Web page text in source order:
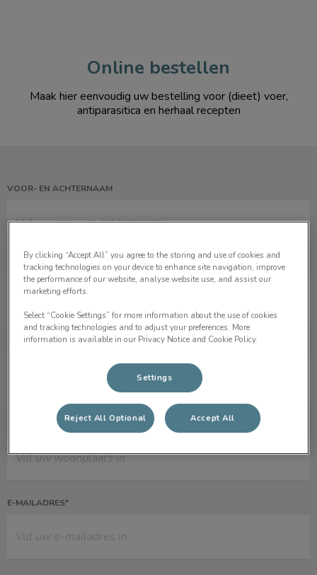
Online bestellen
Maak hier eenvoudig uw bestelling voor (dieet) voer,
antiparasitica en herhaal recepten
VOOR- EN ACHTERNAAM
STRAAT EN HUISNUMMER
POSTCODE*
WOONPLAATS
E-MAILADRES*
By clicking “Accept All” you agree to the storing and use of cookies and
tracking technologies on your device to enhance site navigation, improve
the performance of our website, analyse website use, and assist our
marketing efforts.
Select “Cookie Settings” for more information about the use of cookies
and tracking technologies and to adjust your preferences. More
information is available in our Privacy Notice and Cookie Policy.
Settings
Reject All Optional Accept All